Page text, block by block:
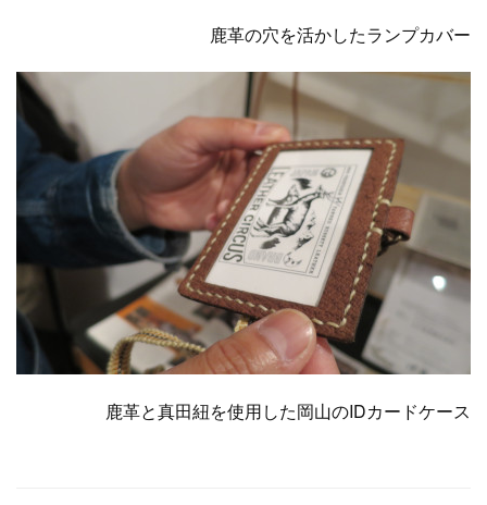
鹿革の穴を活かしたランプカバー
鹿革と真田紐を使用した岡山のIDカードケース